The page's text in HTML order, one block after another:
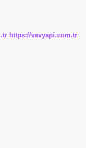
https://vavyapi.com.tr